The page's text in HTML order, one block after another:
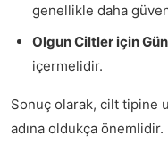
genellikle daha
Olgun Ciltler için
içermelidir.
Sonuç olarak, cilt tipine
adına oldukça önemlidir.